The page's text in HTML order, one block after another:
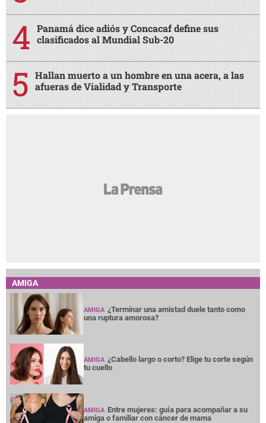
Panamá dice adiós y Concacaf define sus
clasificados al Mundial Sub-20
Hallan muerto a un hombre en una acera, a las
afueras de Vialidad y Transporte
AMIGA
AMIGA ¿Terminar una amistad duele tanto como
una ruptura amorosa?
AMIGA ¿Cabello largo o corto? Elige tu corte según
tu cuello
AMIGA Entre mujeres: guía para acompañar a su
amiga o familiar con cáncer de mama